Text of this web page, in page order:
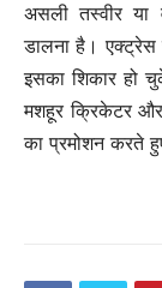
असली तस्वीर या
डालना है।
इसका शिकार हो
मशहूर क्रिकेटर
का प्रमोशन करते